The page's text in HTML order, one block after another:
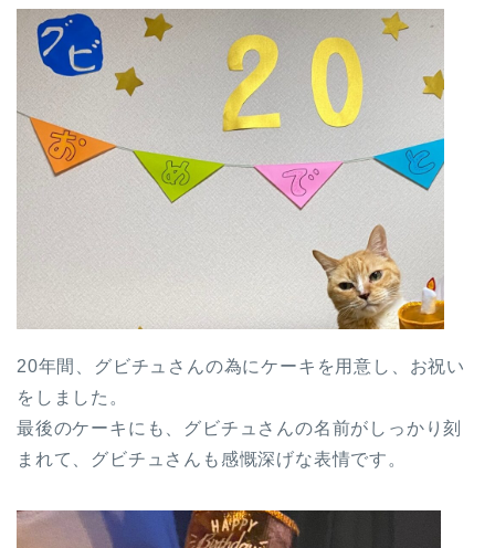
20年間、グビチュさんの為にケーキを用意し、お祝い
をしました。
最後のケーキにも、グビチュさんの名前がしっかり刻
まれて、グビチュさんも感慨深げな表情です。